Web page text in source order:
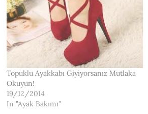
Topuklu Ayakkabı Giyiyorsanız Mutlaka
Okuyun!
19/12/2014
In "Ayak Bakımı"